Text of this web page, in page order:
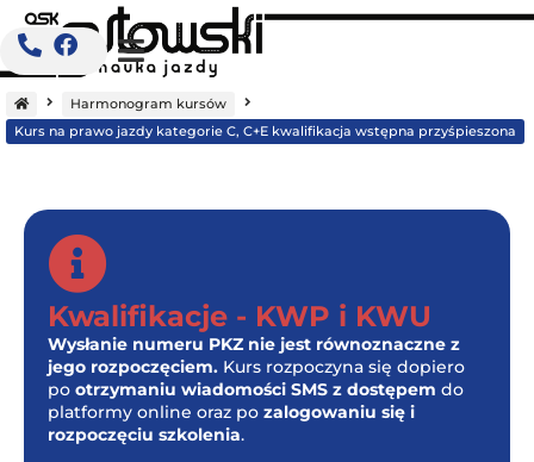
Strona
główna
Harmonogram kursów
Kurs na prawo jazdy kategorie C, C+E kwalifikacja wstępna przyśpieszona
Kwalifikacje - KWP i KWU
Wysłanie numeru PKZ nie jest równoznaczne z
jego rozpoczęciem. Kurs rozpoczyna się dopiero
po otrzymaniu wiadomości SMS z dostępem do
platformy online oraz po zalogowaniu się i
rozpoczęciu szkolenia.